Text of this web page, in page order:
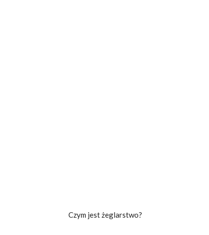
Czym jest żeglarstwo?